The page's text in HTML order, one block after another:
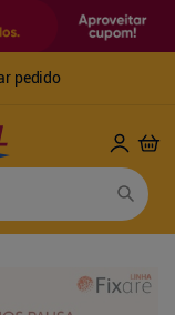
pedido